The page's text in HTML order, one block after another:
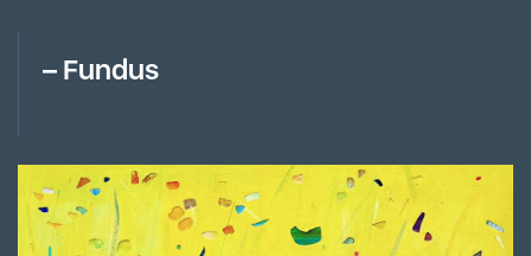
– Fundus